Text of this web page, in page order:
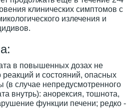
клинических симптомов с
излечения и
в повышенных дозах не
реакций и состояний, опасных
случае непредусмотренного
внутрь): анорексия, тошнота,
функции печени; редко -